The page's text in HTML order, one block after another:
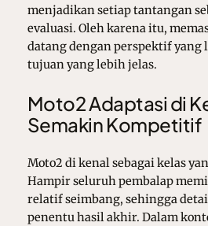
menjadikan setiap tantangan
evaluasi. Oleh karena itu,
datang dengan perspektif yang
tujuan yang lebih jelas.
Moto2 Adaptasi di
Semakin Kompetitif
Moto2 di kenal sebagai kelas
Hampir seluruh pembalap
relatif seimbang, sehingga
penentu hasil akhir. Dalam